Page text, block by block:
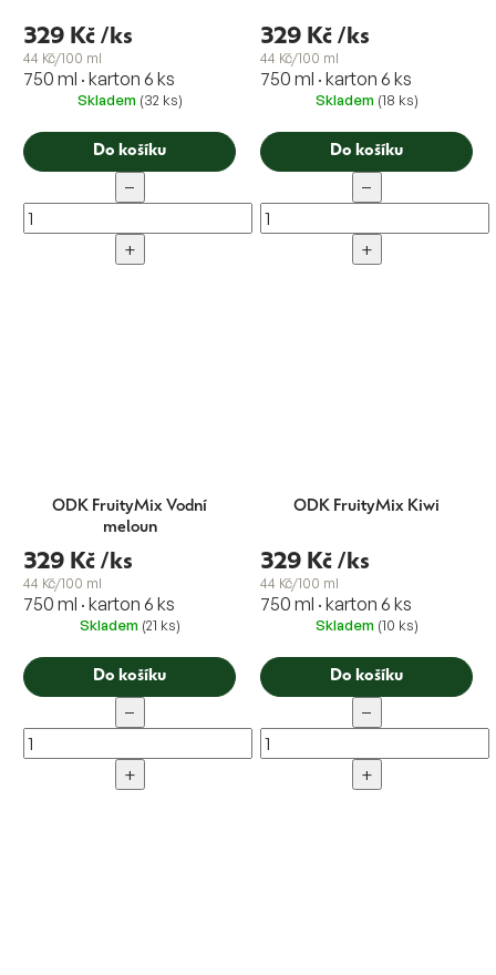
329 Kč /ks
44 Kč/100 ml
750 ml · karton 6 ks
Skladem (32 ks)
Do košíku
−
+
329 Kč /ks
44 Kč/100 ml
750 ml · karton 6 ks
Skladem (18 ks)
Do košíku
−
+
ODK FruityMix Vodní
meloun
329 Kč /ks
44 Kč/100 ml
750 ml · karton 6 ks
Skladem (21 ks)
Do košíku
−
+
ODK FruityMix Kiwi
329 Kč /ks
44 Kč/100 ml
750 ml · karton 6 ks
Skladem (10 ks)
Do košíku
−
+